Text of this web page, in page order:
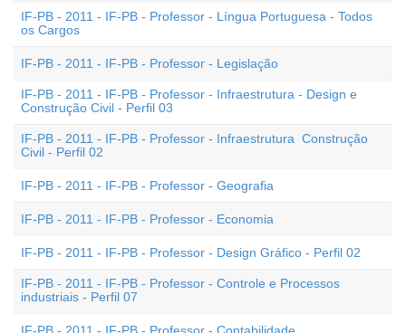
IF-PB - 2011 - IF-PB - Professor - Língua Portuguesa - Todos
os Cargos
IF-PB - 2011 - IF-PB - Professor - Legislação
IF-PB - 2011 - IF-PB - Professor - Infraestrutura - Design e
Construção Civil - Perfil 03
IF-PB - 2011 - IF-PB - Professor - Infraestrutura  Construção
Civil - Perfil 02
IF-PB - 2011 - IF-PB - Professor - Geografia
IF-PB - 2011 - IF-PB - Professor - Economia
IF-PB - 2011 - IF-PB - Professor - Design Gráfico - Perfil 02
IF-PB - 2011 - IF-PB - Professor - Controle e Processos
industriais - Perfil 07